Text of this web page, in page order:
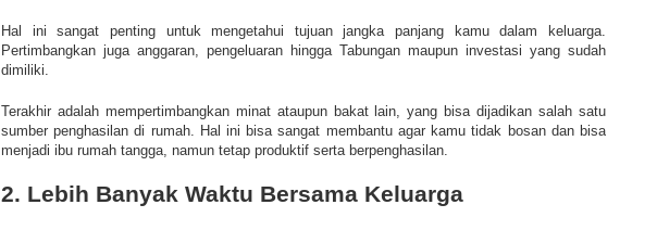
Hal ini sangat penting untuk mengetahui tujuan jangka panjang kamu dalam keluarga.
Pertimbangkan juga anggaran, pengeluaran hingga Tabungan maupun investasi yang sudah
dimiliki.
Terakhir adalah mempertimbangkan minat ataupun bakat lain, yang bisa dijadikan salah satu
sumber penghasilan di rumah. Hal ini bisa sangat membantu agar kamu tidak bosan dan bisa
menjadi ibu rumah tangga, namun tetap produktif serta berpenghasilan.
2. Lebih Banyak Waktu Bersama Keluarga